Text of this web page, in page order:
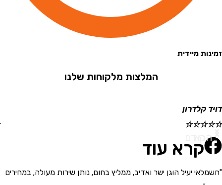
מיידית
המלצות מלקוחות שלנו
☆
☆
קרא עוד
יעיל הוגן ישר ואדיב, ממליץ בחום, נותן שירות מעולה, במחירים